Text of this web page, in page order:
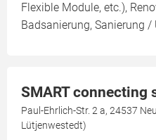
Flexible Module, etc.),
Badsanierung, Sanierung
SMART connecting
Paul-Ehrlich-Str. 2 a, 24537
Lütjenwestedt)